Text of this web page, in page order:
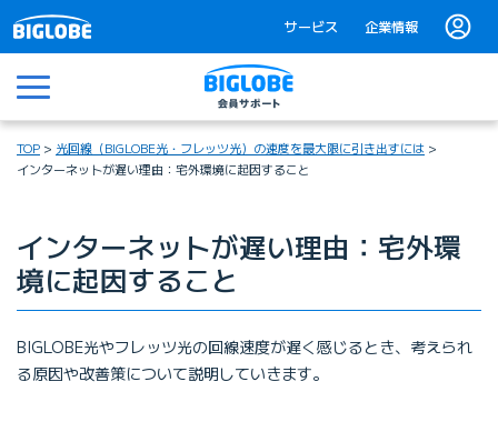
サービス 企業情報
メニュー
TOP
光回線（BIGLOBE光・フレッツ光）の速度を最大限に引き出すには
インターネットが遅い理由：宅外環境に起因すること
インターネットが遅い理由：宅外環
境に起因すること
BIGLOBE光やフレッツ光の回線速度が遅く感じるとき、考えられ
る原因や改善策について説明していきます。